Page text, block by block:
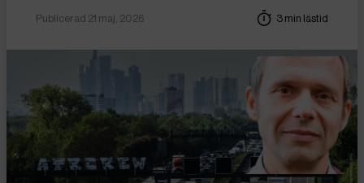
Publicerad 21 maj, 2026 3 min lästid